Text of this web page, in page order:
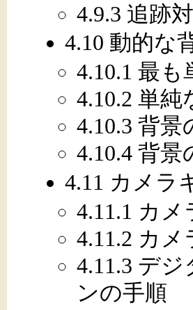
4.9.3 追跡
4.10 動的な
4.10.1 最
4.10.2 単
4.10.3 背
4.10.4 背
4.11 カメラ
4.11.1 カ
4.11.2 カ
4.11.3 デ
ンの手順